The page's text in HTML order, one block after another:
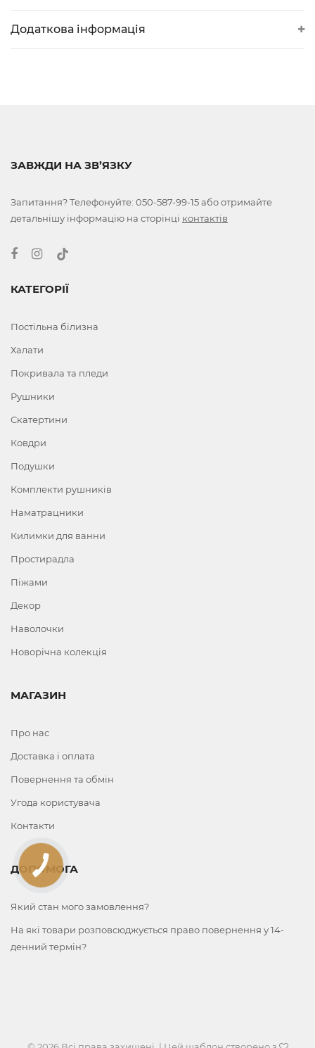
Додаткова інформація
ЗАВЖДИ НА ЗВ’ЯЗКУ
Запитання? Телефонуйте: 050-587-99-15або отримайте
детальнішу інформацію на сторінці контактів
КАТЕГОРІЇ
Постільна білизна
Халати
Покривала та пледи
Рушники
Скатертини
Ковдри
Подушки
Комплекти рушників
Наматрацники
Килимки для ванни
Простирадла
Піжами
Декор
Наволочки
Новорічна колекція
МАГАЗИН
Про нас
Доставка і оплата
Повернення та обмін
Угода користувача
Контакти
ДОПОМОГА
Який стан мого замовлення?
На які товари розповсюджується право повернення у 14-
денний термін?
КНОПКА
ЗВ'ЯЗКУ